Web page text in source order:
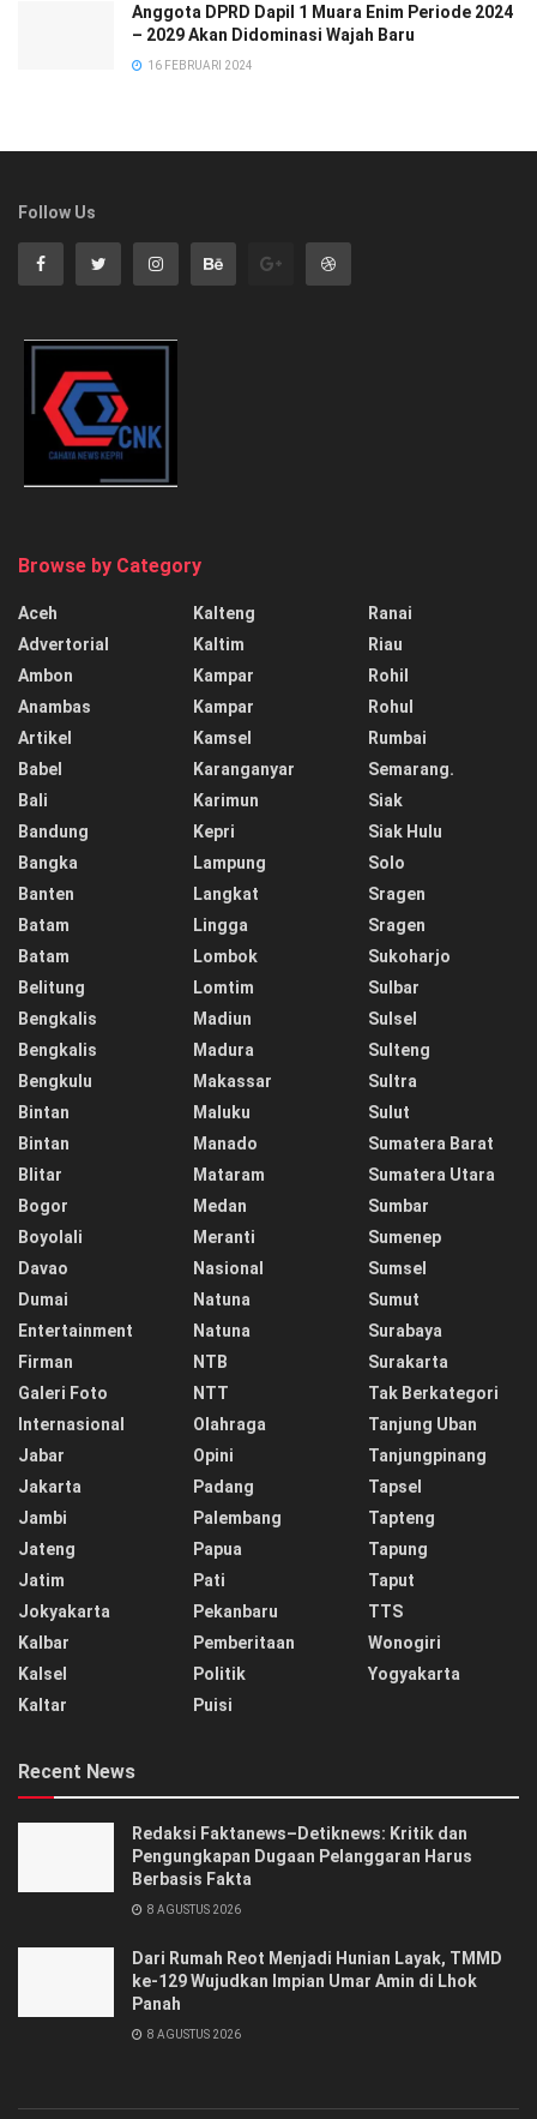
Anggota DPRD Dapil 1 Muara Enim Periode 2024
– 2029 Akan Didominasi Wajah Baru
16 FEBRUARI 2024
Follow Us
Browse by Category
Aceh
Advertorial
Ambon
Anambas
Artikel
Babel
Bali
Bandung
Bangka
Banten
Batam
Batam
Belitung
Bengkalis
Bengkalis
Bengkulu
Bintan
Bintan
Blitar
Bogor
Boyolali
Davao
Dumai
Entertainment
Firman
Galeri Foto
Internasional
Jabar
Jakarta
Jambi
Jateng
Jatim
Jokyakarta
Kalbar
Kalsel
Kaltar
Kalteng
Kaltim
Kampar
Kampar
Kamsel
Karanganyar
Karimun
Kepri
Lampung
Langkat
Lingga
Lombok
Lomtim
Madiun
Madura
Makassar
Maluku
Manado
Mataram
Medan
Meranti
Nasional
Natuna
Natuna
NTB
NTT
Olahraga
Opini
Padang
Palembang
Papua
Pati
Pekanbaru
Pemberitaan
Politik
Puisi
Ranai
Riau
Rohil
Rohul
Rumbai
Semarang.
Siak
Siak Hulu
Solo
Sragen
Sragen
Sukoharjo
Sulbar
Sulsel
Sulteng
Sultra
Sulut
Sumatera Barat
Sumatera Utara
Sumbar
Sumenep
Sumsel
Sumut
Surabaya
Surakarta
Tak Berkategori
Tanjung Uban
Tanjungpinang
Tapsel
Tapteng
Tapung
Taput
TTS
Wonogiri
Yogyakarta
Recent News
Redaksi Faktanews–Detiknews: Kritik dan
Pengungkapan Dugaan Pelanggaran Harus
Berbasis Fakta
8 AGUSTUS 2026
Dari Rumah Reot Menjadi Hunian Layak, TMMD
ke-129 Wujudkan Impian Umar Amin di Lhok
Panah
8 AGUSTUS 2026